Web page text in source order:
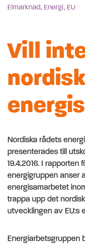
Elmarknad, Energi, EU
Vill
Nordiska rådets
presenterades till
19.4.2016. I rapporten
energigruppen anser
energisamarbetet
trappa upp det
utvecklingen av EU:s
Energiarbetsgruppen